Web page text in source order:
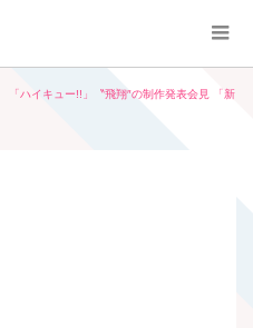
「ハイキュー!!」〝飛翔″の制作発表会見 「新